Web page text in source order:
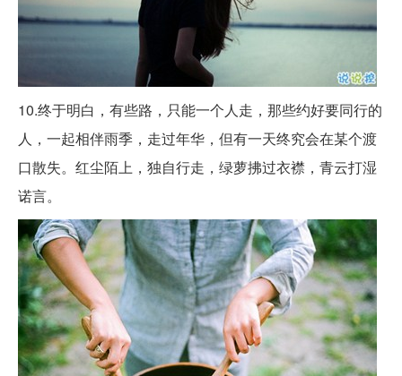
10.终于明白，有些路，只能一个人走，那些约好要同行的
人，一起相伴雨季，走过年华，但有一天终究会在某个渡
口散失。红尘陌上，独自行走，绿萝拂过衣襟，青云打湿
诺言。